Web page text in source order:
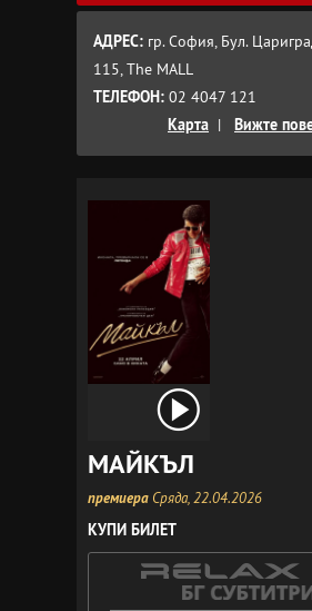
АДРЕС: гр. София, Бул.
115, The MALL
ТЕЛЕФОН: 02 4047 121
Карта | Вижте
МАЙКЪЛ
премиера Сряда, 22.04.2026
КУПИ БИЛЕТ